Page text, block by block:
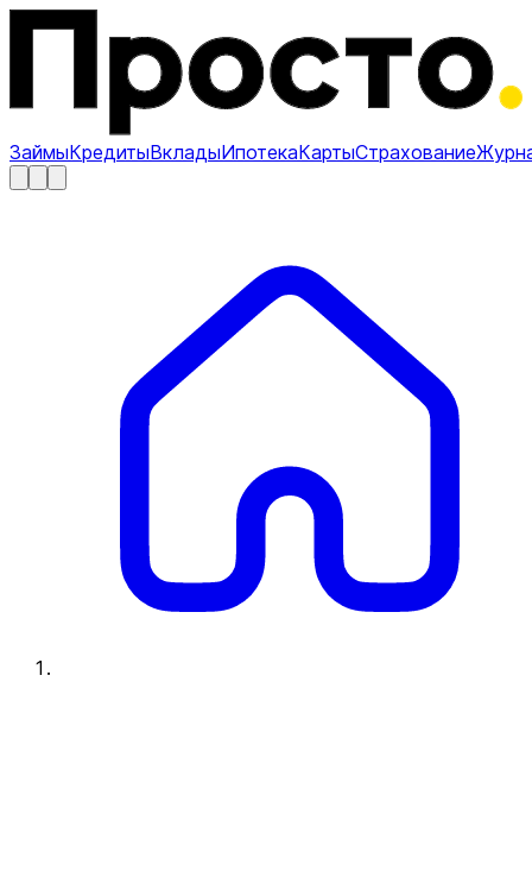
ЗаймыКредитыВкладыИпотекаКартыСтрахование